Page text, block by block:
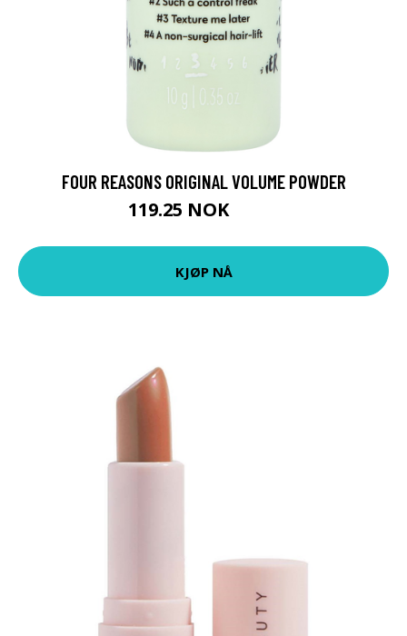
FOUR REASONS ORIGINAL VOLUME POWDER
119.25 NOK
KJØP NÅ